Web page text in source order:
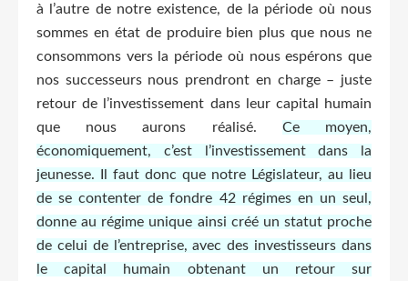
à l’autre de notre existence, de la période où nous
sommes en état de produire bien plus que nous ne
consommons vers la période où nous espérons que
nos successeurs nous prendront en charge – juste
retour de l’investissement dans leur capital humain
que nous aurons réalisé. Ce moyen,
économiquement, c’est l’investissement dans la
jeunesse. Il faut donc que notre Législateur, au lieu
de se contenter de fondre 42 régimes en un seul,
donne au régime unique ainsi créé un statut proche
de celui de l’entreprise, avec des investisseurs dans
le capital humain obtenant un retour sur